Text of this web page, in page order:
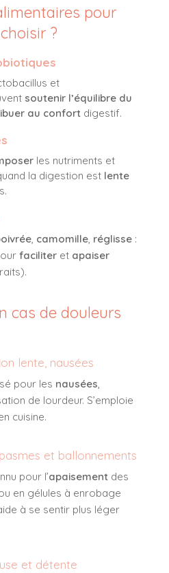
pour
?
et
soutenir l’équilibre du
au confort digestif.
les nutriments et
la digestion est lente
camomille réglisse :
faciliter et apaiser
cas de douleurs
lente, nausées
pour les nausées
de lourdeur. S’emploie
cuisine.
et ballonnements
pour l’apaisement des
en gélules à enrobage
à se sentir plus léger
et détente